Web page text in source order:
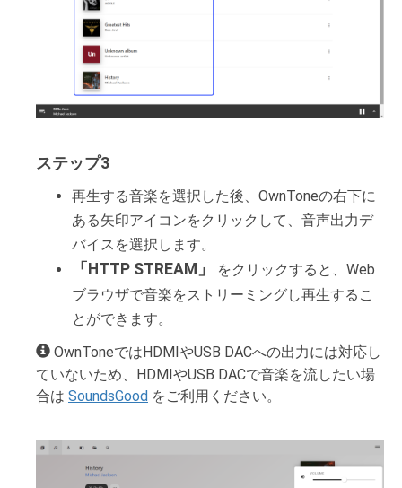
ステップ3
再生する音楽を選択した後、OwnToneの右下に
ある矢印アイコンをクリックして、音声出力デ
バイスを選択します。
「HTTP STREAM」
をクリックすると、Web
ブラウザで音楽をストリーミングし再生するこ
とができます。
OwnToneではHDMIやUSB DACへの出力には対応し
ていないため、HDMIやUSB DACで音楽を流したい場
合は SoundsGood をご利用ください。